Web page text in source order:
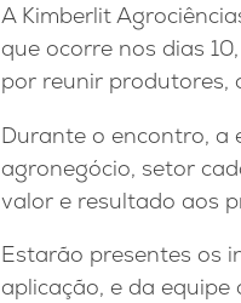
A Kimberlit
que ocorre nos dias
por reunir produtores,
Durante o encontro, a
agronegócio, setor
valor e resultado aos
Estarão presentes os
aplicação, e da